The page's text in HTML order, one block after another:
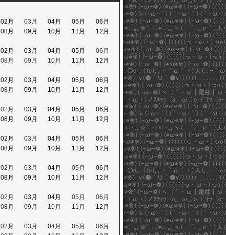
02月 03月 04月 05月
06月
08月 09月 10月 11月
12月
02月 03月 04月 05月
06月
08月 09月 10月 11月
12月
02月 03月 04月 05月
06月
08月 09月 10月 11月
12月
02月 03月 04月 05月
06月
08月 09月 10月 11月
12月
02月 03月 04月 05月
06月
08月 09月 10月 11月
12月
02月 03月 04月 05月
06月
08月 09月 10月 11月
12月
02月 03月 04月 05月
06月
08月 09月 10月 11月
12月
02月 03月 04月 05月
06月